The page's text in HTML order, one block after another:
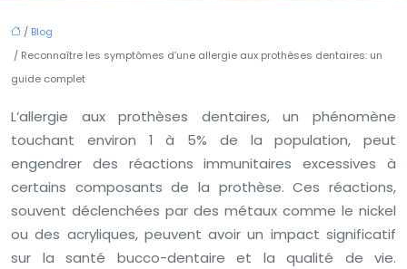
/ Blog
/ Reconnaître les symptômes d’une allergie aux prothèses dentaires: un
guide complet
L’allergie aux prothèses dentaires, un phénomène
touchant environ 1 à 5% de la population, peut
engendrer des réactions immunitaires excessives à
certains composants de la prothèse. Ces réactions,
souvent déclenchées par des métaux comme le nickel
ou des acryliques, peuvent avoir un impact significatif
sur la santé bucco-dentaire et la qualité de vie.